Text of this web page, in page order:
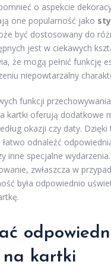
o aspekcie
one popularność jako
być dostosowany do
jest w ciekawych
że mogą pełnić funkcję
niepowtarzalny
funkcji
kartki oferują dodatkowe
okazji czy daty. Dzięki
odnaleźć
inne specjalne
zwłaszcza w
była odpowiednio
na kartki